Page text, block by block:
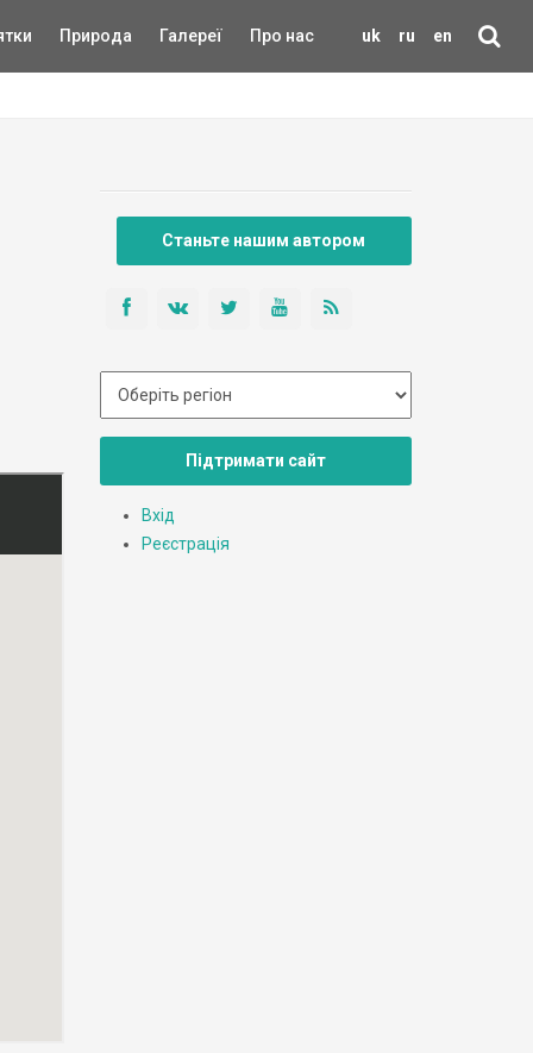
uk ru en
Природа Галереї Про нас
Станьте нашим автором
Підтримати сайт
Вхід
Реєстрація